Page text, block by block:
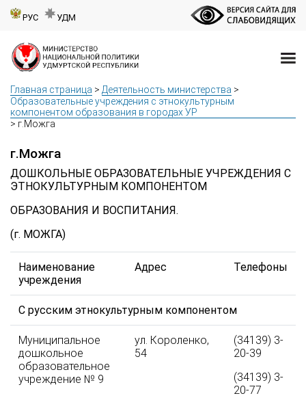
РУС УДМ
Главная страница > Деятельность министерства >
Образовательные учреждения с этнокультурным
компонентом образования в городах УР
> г.Можга
г.Можга
ДОШКОЛЬНЫЕ ОБРАЗОВАТЕЛЬНЫЕ УЧРЕЖДЕНИЯ С
ЭТНОКУЛЬТУРНЫМ КОМПОНЕНТОМ
ОБРАЗОВАНИЯ И ВОСПИТАНИЯ.
(г. МОЖГА)
Наименование
учреждения
Адрес Телефоны
С русским этнокультурным компонентом
Муниципальное
дошкольное
образовательное
учреждение № 9
ул. Короленко,
54
(34139) 3-
20-39
(34139) 3-
20-77